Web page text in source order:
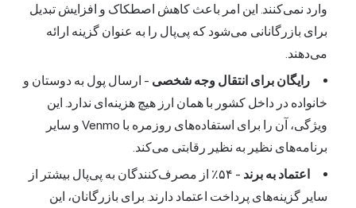
وارد نمی‌کنند. این امر باعث کاهش اصطکاک و افزایش تبدیل
برای بازرگانانی می‌شود که پی‌پال را به عنوان گزینه ارائه
می‌دهند.
رایگان برای انتقال وجه شخصی - ارسال پول به دوستان و
خانواده در داخل کشور با همان ارز هیچ هزینه‌ای ندارد. این
ویژگی، آن را برای استفاده‌های روزمره با Venmo و سایر
برنامه‌های نظیر به نظیر رقابتی می‌کند.
اعتماد به برند
- ۵۴٪ از مصرف‌کنندگان به پی‌پال بیشتر از
سایر گزینه‌های پرداخت اعتماد دارند. برای بازرگانان، این